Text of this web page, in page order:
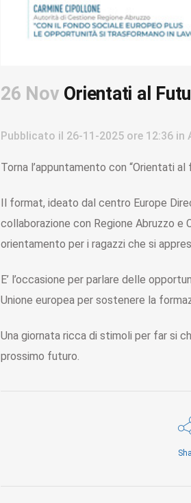
26 Nov Orientati al
Pubblicato il 26-11-2025 ore 12:36 in
Torna l’appuntamento con “Orientati
Il format, ideato dal centro Europe
collaborazione con Regione Abruzzo e
orientamento per i ragazzi che si
E’ l’occasione per parlare delle
Unione europea per sostenere la
Una giornata ricca di stimoli per far si
prossimo futuro.